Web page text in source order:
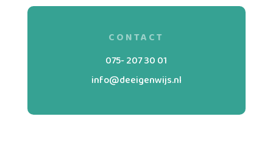
CONTACT
075- 207 30 01
info@deeigenwijs.nl